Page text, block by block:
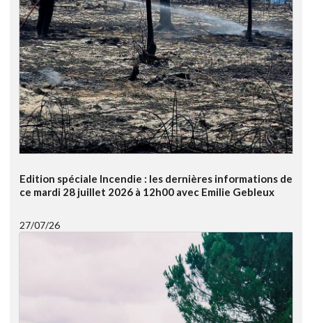
Edition spéciale Incendie : les dernières informations de
ce mardi 28 juillet 2026 à 12h00 avec Emilie Gebleux
27/07/26